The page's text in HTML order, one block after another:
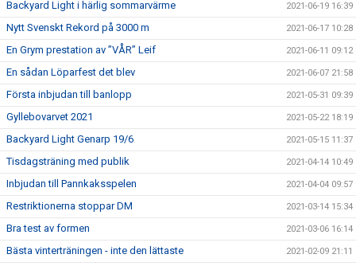
Backyard Light i härlig sommarvärme 2021-06-19 16:39
Nytt Svenskt Rekord på 3000 m 2021-06-17 10:28
En Grym prestation av ”VÅR” Leif 2021-06-11 09:12
En sådan Löparfest det blev 2021-06-07 21:58
Första inbjudan till banlopp 2021-05-31 09:39
Gyllebovarvet 2021 2021-05-22 18:19
Backyard Light Genarp 19/6 2021-05-15 11:37
Tisdagsträning med publik 2021-04-14 10:49
Inbjudan till Pannkaksspelen 2021-04-04 09:57
Restriktionerna stoppar DM 2021-03-14 15:34
Bra test av formen 2021-03-06 16:14
Bästa vinterträningen - inte den lättaste 2021-02-09 21:11